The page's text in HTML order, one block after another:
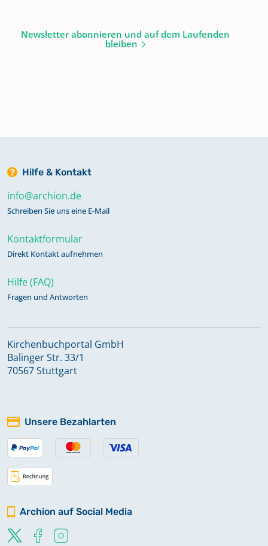
Newsletter abonnieren und auf dem Laufenden
bleiben
Hilfe & Kontakt
info@archion.de
Schreiben Sie uns eine E-Mail
Kontaktformular
Direkt Kontakt aufnehmen
Hilfe (FAQ)
Fragen und Antworten
Kirchenbuchportal GmbH
Balinger Str. 33/1
70567 Stuttgart
Unsere Bezahlarten
Archion auf Social Media